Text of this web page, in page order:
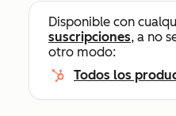
Disponible con
suscripciones, a no
otro modo:
Todos los